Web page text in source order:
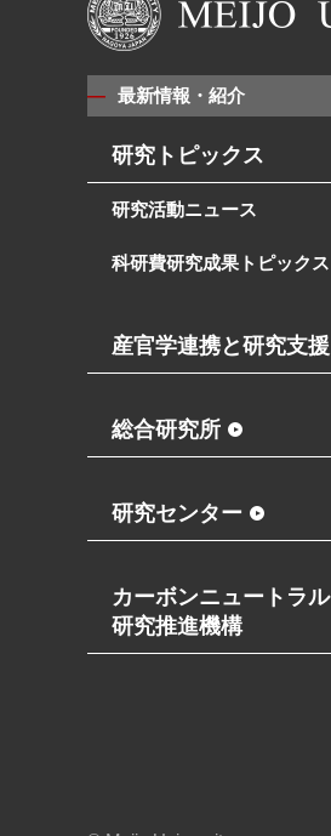
最新情報・紹介
研究トピックス
研究活動ニュース
科研費研究成果トピックス
産官学連携と研究支援
総合研究所
研究センター
カーボンニュートラル
研究推進機構